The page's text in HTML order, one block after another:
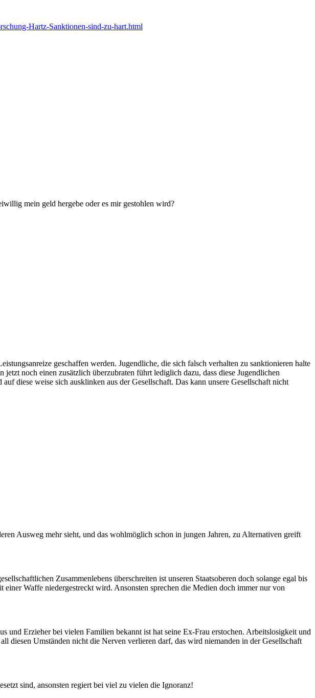
Hartz-Sanktionen-sind-zu-hart.html
mein geld hergebe oder es mir gestohlen wird?
geschaffen werden. Jugendliche, die sich falsch verhalten zu sanktionieren halte
noch einen zusätzlich überzubraten führt lediglich dazu, dass diese Jugendlichen
diese weise sich ausklinken aus der Gesellschaft. Das kann unsere Gesellschaft nicht
Ausweg mehr sieht, und das wohlmöglich schon in jungen Jahren, zu Alternativen greift
Zusammenlebens überschreiten ist unseren Staatsoberen doch solange egal bis
Waffe niedergestreckt wird. Ansonsten sprechen die Medien doch immer nur von
und Erzieher bei vielen Familien bekannt ist hat seine Ex-Frau erstochen. Arbeitslosigkeit und
diesen Umständen nicht die Nerven verlieren darf, das wird niemanden in der Gesellschaft
sind, ansonsten regiert bei viel zu vielen die Ignoranz!